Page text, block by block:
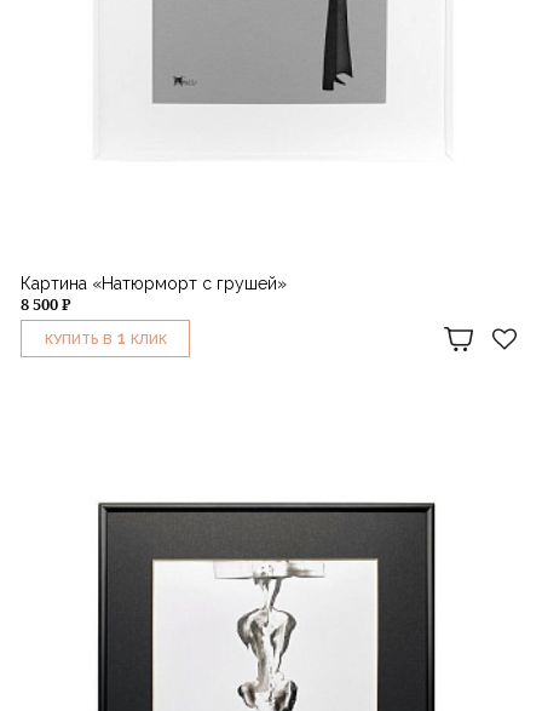
Картина «Натюрморт с грушей»
8 500 ₽
КУПИТЬ В 1 КЛИК